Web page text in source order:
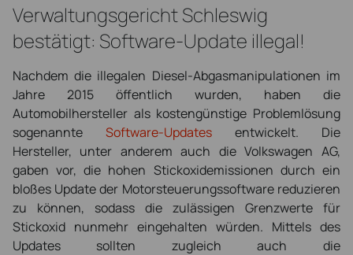
Verwaltungsgericht Schleswig
bestätigt: Software-Update illegal!
Nachdem die illegalen Diesel-Abgasmanipulationen im
Jahre 2015 öffentlich wurden, haben die
Automobilhersteller als kostengünstige Problemlösung
sogenannte Software-Updatesentwickelt. Die
Hersteller, unter anderem auch die Volkswagen AG,
gaben vor, die hohen Stickoxidemissionen durch ein
bloßes Update der Motorsteuerungssoftware reduzieren
zu können, sodass die zulässigen Grenzwerte für
Stickoxid nunmehr eingehalten würden. Mittels des
Updates sollten zugleich auch die